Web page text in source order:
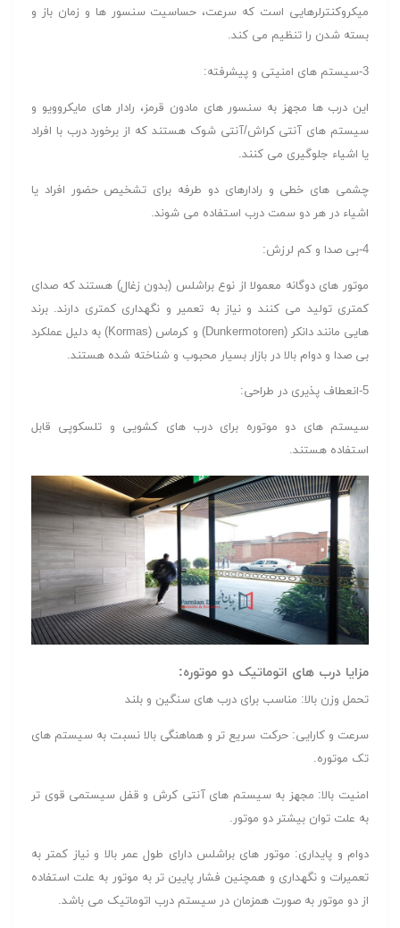
میکروکنترلرهایی است که سرعت، حساسیت سنسور ها و زمان باز و
بسته شدن را تنظیم می کند.
3-سیستم های امنیتی و پیشرفته:
این درب ها مجهز به سنسور های مادون قرمز، رادار های مایکروویو و
سیستم های آنتی کراش/آنتی شوک هستند که از برخورد درب با افراد
یا اشیاء جلوگیری می کنند.
چشمی های خطی و رادارهای دو طرفه برای تشخیص حضور افراد یا
اشیاء در هر دو سمت درب استفاده می شوند.
4-بی صدا و کم لرزش:
موتور های دوگانه معمولا از نوع براشلس (بدون زغال) هستند که صدای
کمتری تولید می کنند و نیاز به تعمیر و نگهداری کمتری دارند. برند
هایی مانند دانکر (Dunkermotoren) و کرماس (Kormas) به دلیل عملکرد
بی صدا و دوام بالا در بازار بسیار محبوب و شناخته شده هستند.
5-انعطاف پذیری در طراحی:
سیستم های دو موتوره برای درب های کشویی و تلسکوپی قابل
استفاده هستند.
مزایا درب های اتوماتیک دو موتوره:
تحمل وزن بالا: مناسب برای درب های سنگین و بلند
سرعت و کارایی: حرکت سریع تر و هماهنگی بالا نسبت به سیستم های
تک موتوره.
امنیت بالا: مجهز به سیستم های آنتی کرش و قفل سیستمی قوی تر
به علت توان بیشتر دو موتور.
دوام و پایداری: موتور های براشلس دارای طول عمر بالا و نیاز کمتر به
تعمیرات و نگهداری و همچنین فشار پایین تر به موتور به علت استفاده
از دو موتور به صورت همزمان در سیستم درب اتوماتیک می باشد.